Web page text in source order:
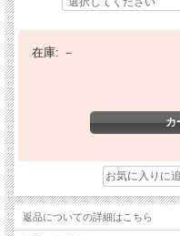
在庫: －
返品についての詳細はこちら